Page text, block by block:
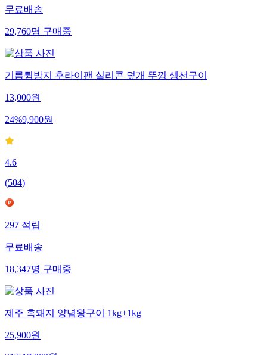
무료배송
29,760명구매중
기름튐방지 후라이팬 실리콘 덮개 뚜껑 생선구이
13,000원
24%9,900원
4.6
(504)
297적립
무료배송
18,347명구매중
제주 흑돼지 양념왕구이 1kg+1kg
25,900원